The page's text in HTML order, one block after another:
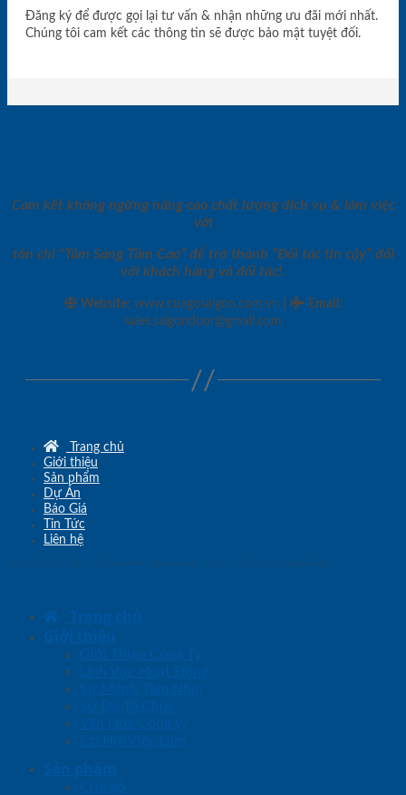
Đăng ký để được gọi lại tư vấn & nhận những ưu đãi mới nhất.
Chúng tôi cam kết các thông tin sẽ được bảo mật tuyệt đối.
Cam kết không ngừng nâng cao chất lượng dịch vụ & làm việc
với
tôn chỉ “Tâm Sáng Tầm Cao” để trở thành “Đối tác tin cậy” đối
với khách hàng và đối tác!.
Website: www.cuagosaigon.com.vn Email :
sales.saigondoor@gmail.com
Trang chủ
Giới thiệu
Sản phẩm
Dự Án
Báo Giá
Tin Tức
Liên hệ
Trang chủ
Giới thiệu
Giới Thiệu Công Ty
Lĩnh Vực Hoạt Động
Sứ Mệnh Tầm Nhìn
Sơ Đồ Tổ Chức
Văn Hóa Công ty
Cơ Hội Việc Làm
Sản phẩm
Cửa gỗ